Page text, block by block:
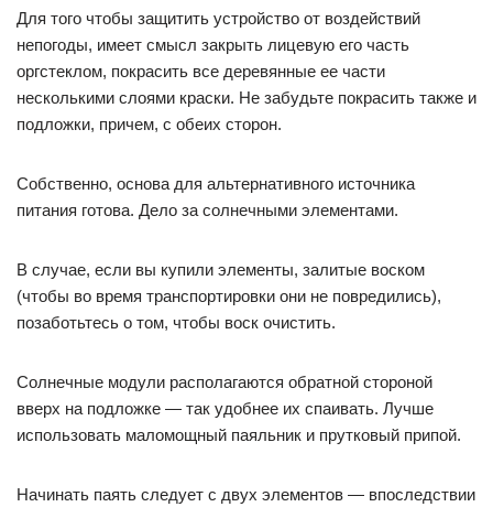
Для того чтобы защитить устройство от воздействий
непогоды, имеет смысл закрыть лицевую его часть
оргстеклом, покрасить все деревянные ее части
несколькими слоями краски. Не забудьте покрасить также и
подложки, причем, с обеих сторон.
Собственно, основа для альтернативного источника
питания готова. Дело за солнечными элементами.
В случае, если вы купили элементы, залитые воском
(чтобы во время транспортировки они не повредились),
позаботьтесь о том, чтобы воск очистить.
Солнечные модули располагаются обратной стороной
вверх на подложке — так удобнее их спаивать. Лучше
использовать маломощный паяльник и прутковый припой.
Начинать паять следует с двух элементов — впоследствии